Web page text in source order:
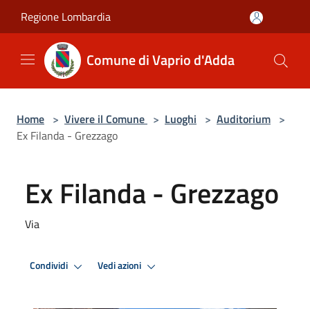
Regione Lombardia
Comune di Vaprio d'Adda
Home > Vivere il Comune > Luoghi > Auditorium >
Ex Filanda - Grezzago
Ex Filanda - Grezzago
Via
Condividi Vedi azioni